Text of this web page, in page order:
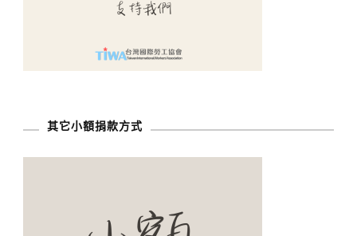
其它小額捐款方式